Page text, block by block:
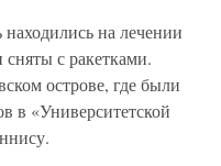
на лечении
с ракетками.
острове, где были
в «Университетской